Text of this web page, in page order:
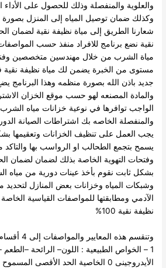
والعلوية والمنفصلة وذلك للحصول على
وكذلك ضمان توصيل المياه إلى المنزل
شعارنا الطريق إلى مياة نظيفة نقية لضمان
نقية نضع برنامج للافراد منفذ حسب المواصفات
مياة الشرب من خلال مهندسين متخصصين
مستوى من الخبرة يضمن لك مياة نظيفة نقية
جديد باذن الله بصورة منظمه وهذا البرنامج
والمادة المصنعه لهو حسب موقع الخزان
الواجب توافرها في نوعية خزانات مياه الشرب
والمنفصلة الخاصه بك اشتراطات الصيانة
يجب العمل على تنظيف الخزانات وتعقيمها
يسمح بتجمع الطحالب او الرواسب بها والتاكد
وفتحات التهوية الخاصة بذلك لضمان لضمان
بشكل ثابت نقوم بأخذ عينات دورية من مياه
وشبكات المياه وخزانات بعض المنازل لتحديد
الآدمي ومطابقتها للمواصفات القياسية
نظيفة نقية 100%
وتنقسم هذه المعايير والمواصفات إلى 4 أقسام هى :-
1 – الخواص الطبيعية : اللون– الرائحة –الطعم
الأيدروجينى 0
الخاصية الحد الأقصى المسموح